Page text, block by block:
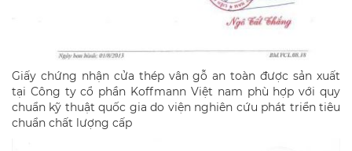
Giấy chứng nhận cửa thép vân gỗ an toàn được sản xuất
tại Công ty cổ phần Koffmann Việt nam phù hợp với quy
chuẩn kỹ thuật quốc gia do viện nghiên cứu phát triển tiêu
chuẩn chất lượng cấp